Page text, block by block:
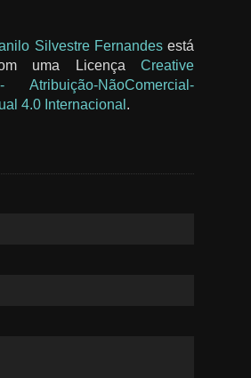
Silvestre Fernandesestá
uma Licença Creative
NãoComercial-
4.0 Internacional .